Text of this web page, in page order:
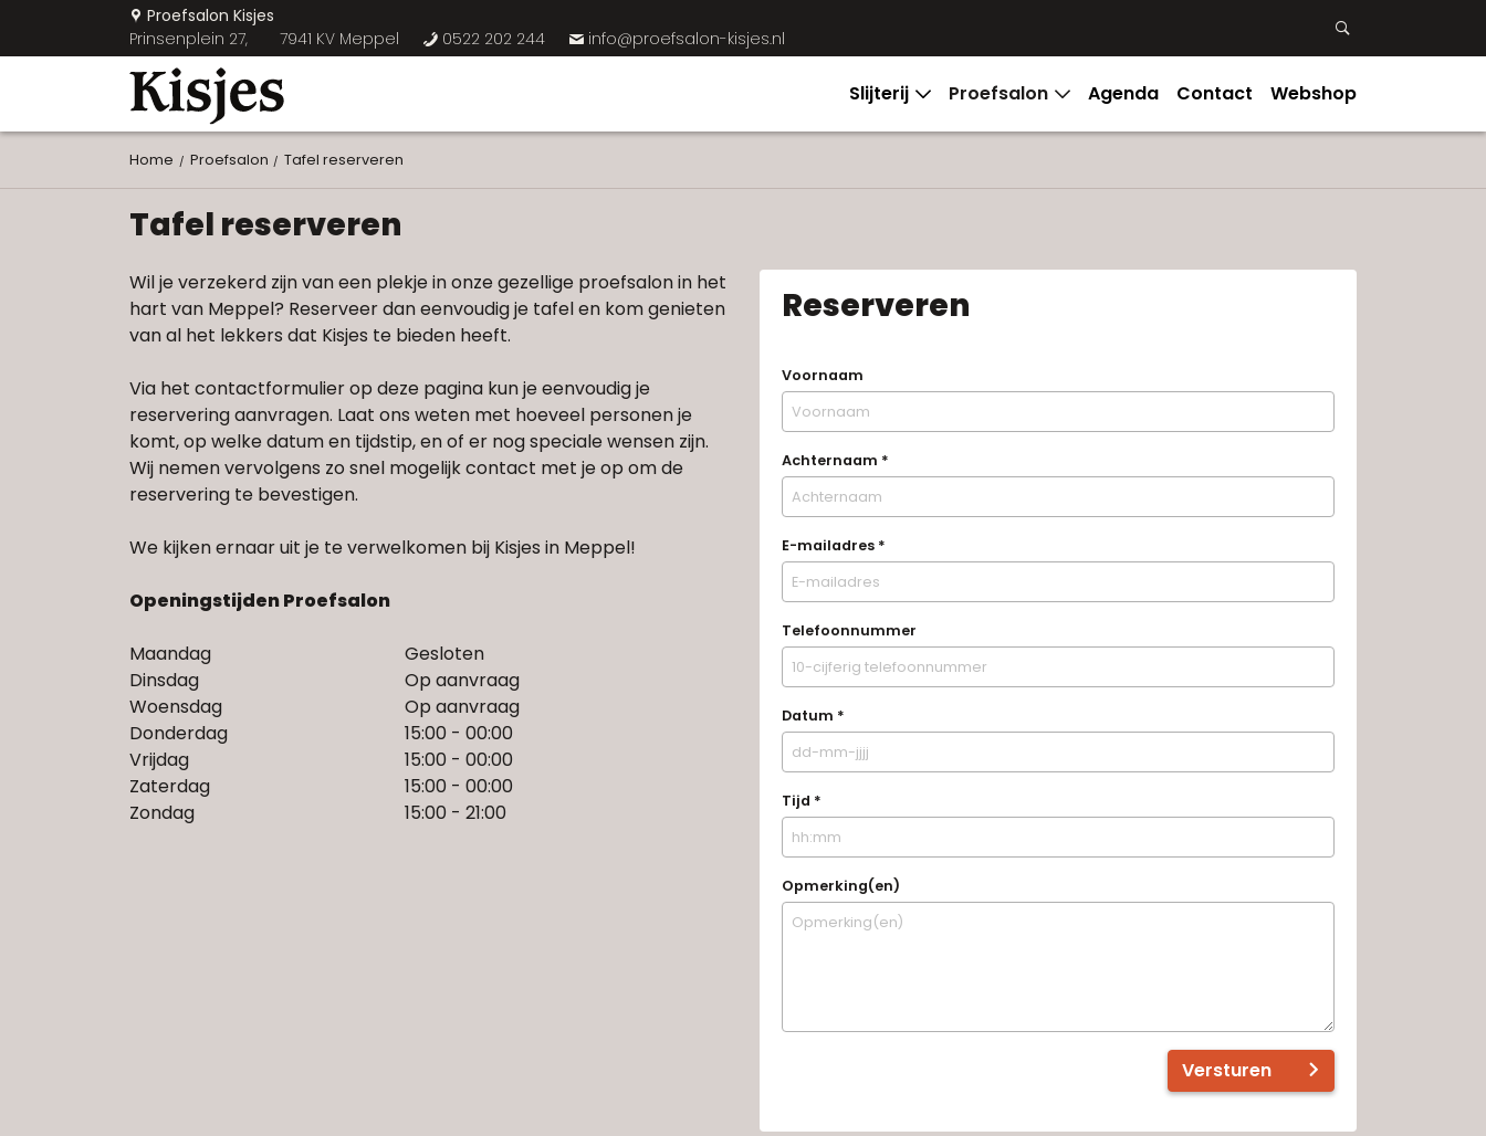
U Proefsalon Kisjes
Prinsenplein 27,
7941 KV Meppel b 0522 202 244 % info@proefsalon-kisjes.nl 3
3
Slijterij Proefsalon Agenda Contact Webshop
Home Proefsalon Tafel reserveren
Tafel reserveren
Wil je verzekerd zijn van een plekje in onze gezellige proefsalon in het
hart van Meppel? Reserveer dan eenvoudig je tafel en kom genieten
van al het lekkers dat Kisjes te bieden heeft.
Via het contactformulier op deze pagina kun je eenvoudig je
reservering aanvragen. Laat ons weten met hoeveel personen je
komt, op welke datum en tijdstip, en of er nog speciale wensen zijn.
Wij nemen vervolgens zo snel mogelijk contact met je op om de
reservering te bevestigen.
We kijken ernaar uit je te verwelkomen bij Kisjes in Meppel!
Openingstijden Proefsalon
Maandag
Gesloten
Dinsdag
Op aanvraag
Woensdag
Op aanvraag
Donderdag
15:00 - 00:00
Vrijdag
15:00 - 00:00
Zaterdag
15:00 - 00:00
Zondag
15:00 - 21:00
Reserveren
Voornaam
Achternaam *
E-mailadres *
Telefoonnummer
Datum *
Tijd *
Opmerking(en)
Versturen